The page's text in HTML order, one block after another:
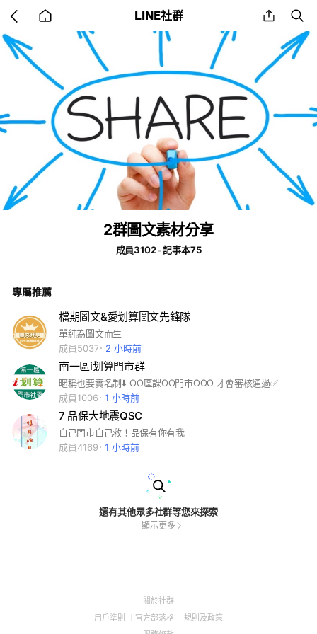
back
home
LINE社群 share
2群圖文素材分享
成員3102 記事本75
專屬推薦
檔期圖文&愛划算圖文先鋒隊
單純為圖文而生
成員5037
2 小時前
南一區i划算門市群
暱稱也要實名制⬇️ OO區課OO門市OOO 才會審核通過✅
成員1006
1 小時前
7 品保大地震QSC
自己門市自己救！品保有你有我
成員4169
1 小時前
還有其他眾多社群等您來探索
顯示更多
關於社群(Open
用戶準則
(Open
官方部落格
(Open
規則及政策(Open